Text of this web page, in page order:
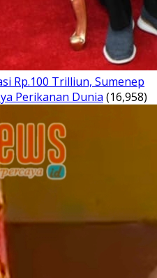
Rp.100 Trilliun, Sumenep
Perikanan Dunia (16,958)